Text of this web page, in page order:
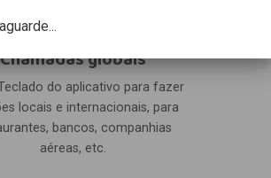
Chamadas globais
do aplicativo para fazer
locais e internacionais, para
bancos, companhias
aéreas, etc.